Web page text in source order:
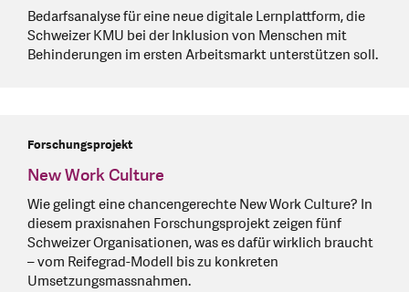
Bedarfsanalyse für eine neue digitale Lernplattform, die
Schweizer KMU bei der Inklusion von Menschen mit
Behinderungen im ersten Arbeitsmarkt unterstützen soll.
Forschungsprojekt
New Work Culture
Wie gelingt eine chancengerechte New Work Culture? In
diesem praxisnahen Forschungsprojekt zeigen fünf
Schweizer Organisationen, was es dafür wirklich braucht
– vom Reifegrad-Modell bis zu konkreten
Umsetzungsmassnahmen.